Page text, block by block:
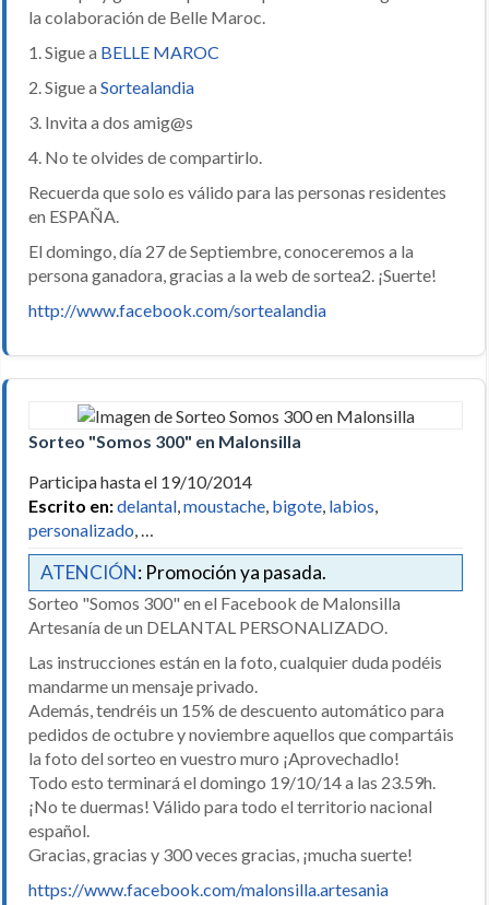
la colaboración de Belle Maroc.
1. Sigue a BELLE MAROC
2. Sigue a Sortealandia
3. Invita a dos amig@s
4. No te olvides de compartirlo.
Recuerda que solo es válido para las personas residentes
en ESPAÑA.
El domingo, día 27 de Septiembre, conoceremos a la
persona ganadora, gracias a la web de sortea2. ¡Suerte!
http://www.facebook.com/sortealandia
Sorteo "Somos 300" en Malonsilla
Participa hasta el 19/10/2014
Escrito en:delantal,moustache, bigote, labios,
personalizado, …
ATENCIÓN: Promoción ya pasada.
Sorteo "Somos 300" en el Facebook de Malonsilla
Artesanía de un DELANTAL PERSONALIZADO.
Las instrucciones están en la foto, cualquier duda podéis
mandarme un mensaje privado.
Además, tendréis un 15% de descuento automático para
pedidos de octubre y noviembre aquellos que compartáis
la foto del sorteo en vuestro muro ¡Aprovechadlo!
Todo esto terminará el domingo 19/10/14 a las 23.59h.
¡No te duermas! Válido para todo el territorio nacional
español.
Gracias, gracias y 300 veces gracias, ¡mucha suerte!
https://www.facebook.com/malonsilla.artesania